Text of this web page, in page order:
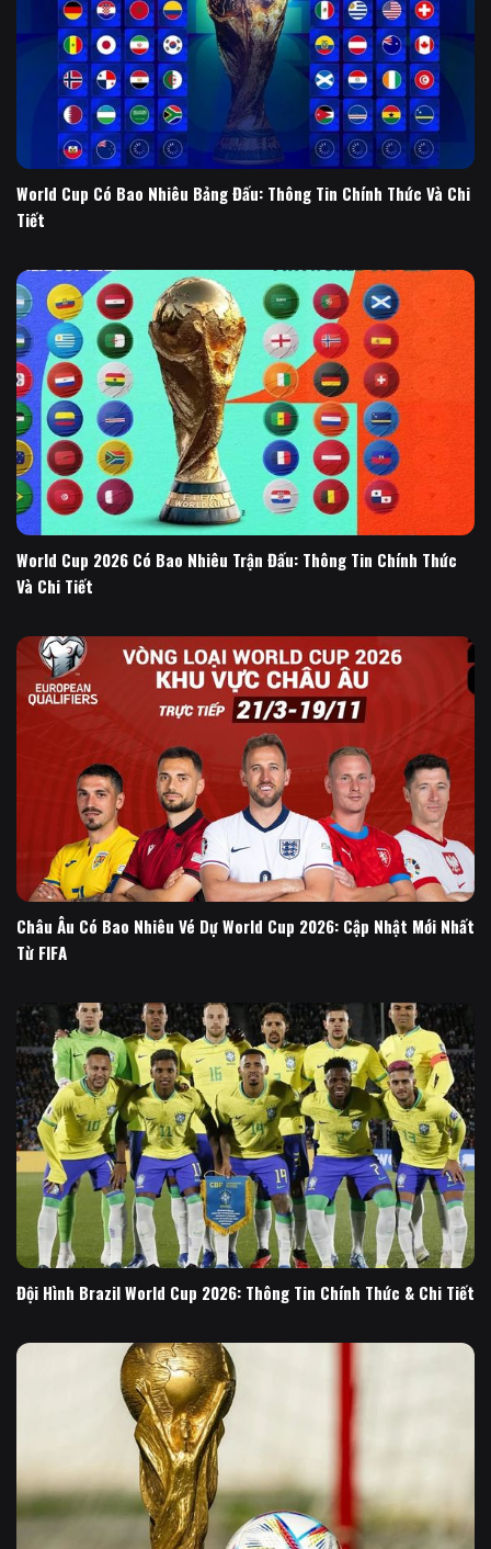
World Cup Có Bao Nhiêu Bảng Đấu: Thông Tin Chính Thức Và Chi
Tiết
World Cup 2026 Có Bao Nhiêu Trận Đấu: Thông Tin Chính Thức
Và Chi Tiết
Châu Âu Có Bao Nhiêu Vé Dự World Cup 2026: Cập Nhật Mới Nhất
Từ FIFA
Đội Hình Brazil World Cup 2026: Thông Tin Chính Thức & Chi Tiết